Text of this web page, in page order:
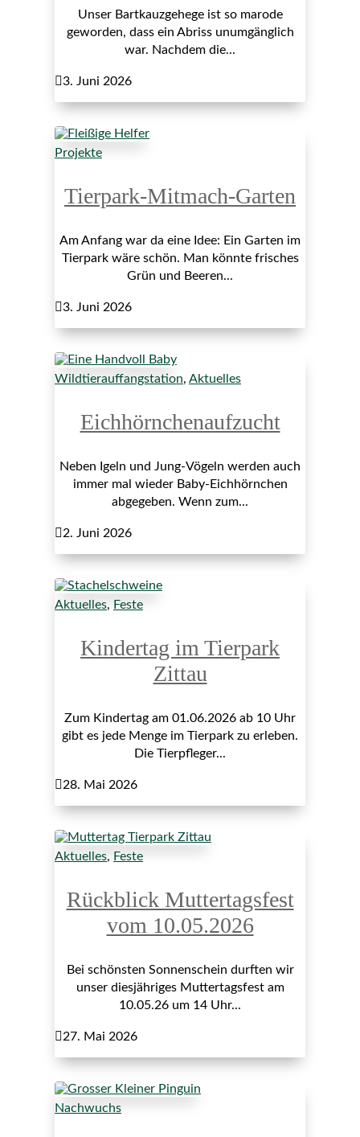
Unser Bartkauzgehege ist so marode
geworden, dass ein Abriss unumgänglich
war. Nachdem die...
3. Juni 2026
Projekte
Tierpark-Mitmach-Garten
Am Anfang war da eine Idee: Ein Garten im
Tierpark wäre schön. Man könnte frisches
Grün und Beeren...
3. Juni 2026
Wildtierauffangstation, Aktuelles
Eichhörnchenaufzucht
Neben Igeln und Jung-Vögeln werden auch
immer mal wieder Baby-Eichhörnchen
abgegeben. Wenn zum...
2. Juni 2026
Aktuelles, Feste
Kindertag im Tierpark
Zittau
Zum Kindertag am 01.06.2026 ab 10 Uhr
gibt es jede Menge im Tierpark zu erleben.
Die Tierpfleger...
28. Mai 2026
Aktuelles, Feste
Rückblick Muttertagsfest
vom 10.05.2026
Bei schönsten Sonnenschein durften wir
unser diesjähriges Muttertagsfest am
10.05.26 um 14 Uhr...
27. Mai 2026
Nachwuchs